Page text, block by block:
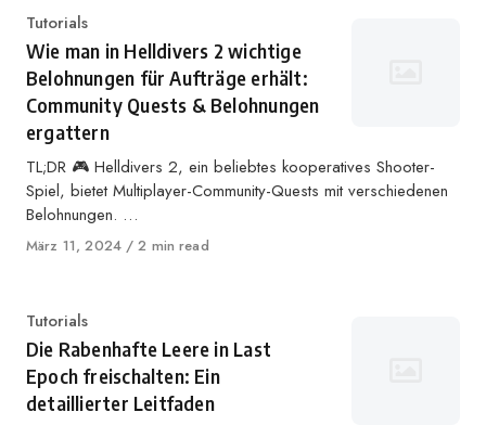
Kategorie
Tutorials
Wie man in Helldivers 2 wichtige
Belohnungen für Aufträge erhält:
Community Quests & Belohnungen
ergattern
TL;DR 🎮 Helldivers 2, ein beliebtes kooperatives Shooter-
Spiel, bietet Multiplayer-Community-Quests mit verschiedenen
Belohnungen. …
Veröffentlicht
März 11, 2024 2 min read
Kategorie
Tutorials
Die Rabenhafte Leere in Last
Epoch freischalten: Ein
detaillierter Leitfaden